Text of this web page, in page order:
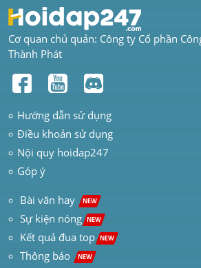
Cơ quan chủ quản: Công ty Cổ phần
Thành Phát
Hướng dẫn sử dụng
Điều khoản sử dụng
Nội quy hoidap247
Góp ý
Bài văn hay NEW
Sự kiện nóng NEW
Kết quả đua top NEW
Thông báo NEW